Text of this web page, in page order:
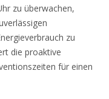
zu überwachen,
zu
die proaktive
für einen